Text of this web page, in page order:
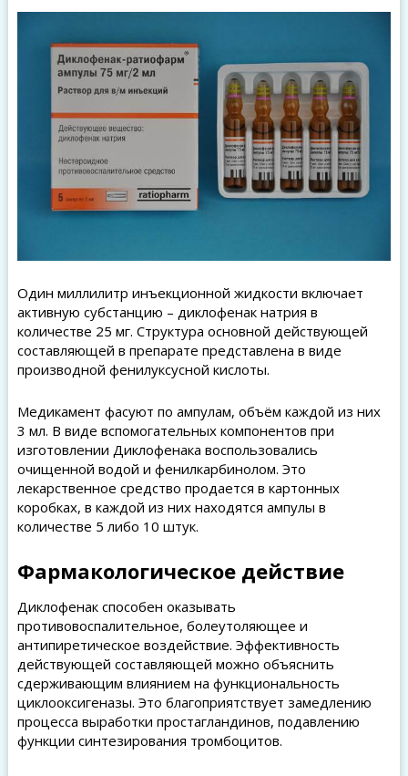
Один миллилитр инъекционной жидкости включает
активную субстанцию – диклофенак натрия в
количестве 25 мг. Структура основной действующей
составляющей в препарате представлена в виде
производной фенилуксусной кислоты.
Медикамент фасуют по ампулам, объём каждой из них
3 мл. В виде вспомогательных компонентов при
изготовлении Диклофенака воспользовались
очищенной водой и фенилкарбинолом. Это
лекарственное средство продается в картонных
коробках, в каждой из них находятся ампулы в
количестве 5 либо 10 штук.
Фармакологическое действие
Диклофенак способен оказывать
противовоспалительное, болеутоляющее и
антипиретическое воздействие. Эффективность
действующей составляющей можно объяснить
сдерживающим влиянием на функциональность
циклооксигеназы. Это благоприятствует замедлению
процесса выработки простагландинов, подавлению
функции синтезирования тромбоцитов.